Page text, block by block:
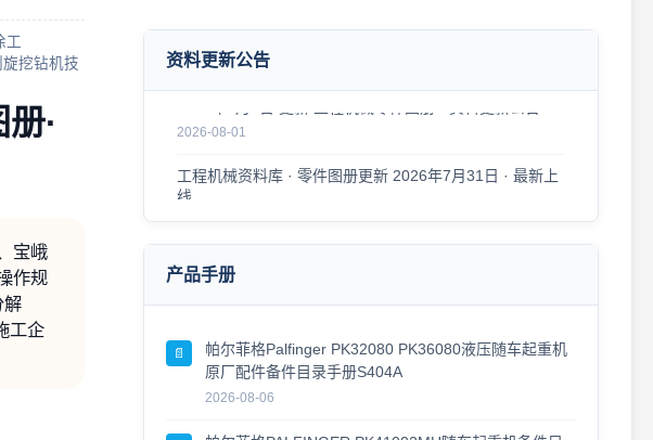
工
挖钻机技
·
宝峨
作规
解
工企
资料更新公告
2026年8月1日 更新 工程机械零件图册 · 资料更新公告
2026-08-01
线
2026-07-31
零件图册 · 更新公告 2026年7月30日
2026-07-30
2026-07-29
工程机械资料更新 · 零件图册·维修手册 2026年7月27日 ·
新版上线
产品手册
📄
帕尔菲格Palfinger PK32080 PK36080液压随车起重机
原厂配件备件目录手册S404A
2026-08-06